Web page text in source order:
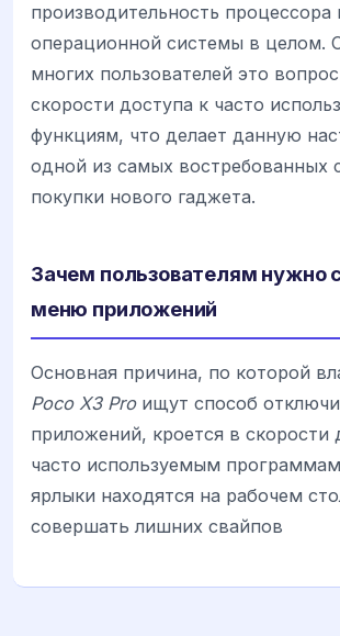
производительность процессора
операционной системы в целом.
многих пользователей это
скорости доступа к часто
функциям, что делает данную
одной из самых востребованных
покупки нового гаджета.
Зачем пользователям нужно
меню приложений
Основная причина, по которой
Poco X3 Proищут способ
приложений, кроется в скорости
часто используемым
ярлыки находятся на рабочем
совершать лишних свайпов